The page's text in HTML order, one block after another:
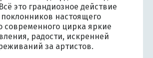
это грандиозное действие
настоящего
современного цирка яркие
радости, искренней
за артистов.